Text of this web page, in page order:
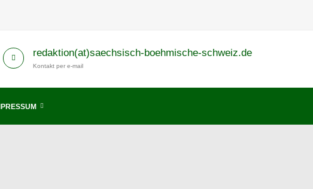
redaktion(at)saechsisch-boehmische-schweiz.de
Kontakt per e-mail